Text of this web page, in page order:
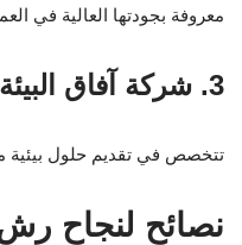
معروفة بجودتها العالية في
3. شركة آفاق البيئة
تتخصص في تقديم حلول بيئية
نصائح لنجاح